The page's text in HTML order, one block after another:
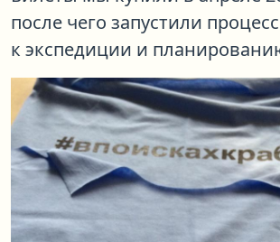
после чего запустили
к экспедиции и